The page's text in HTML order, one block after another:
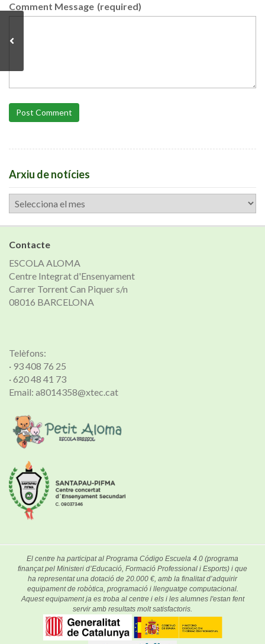
Comment Message (required)
Post Comment
Arxiu de notícies
Arxiu
de
notícies
Contacte
ESCOLA ALOMA
Centre Integrat d'Ensenyament
Carrer Torrent Can Piquer s/n
08016 BARCELONA
Telèfons:
· 93 408 76 25
· 620 48 41 73
Email: a8014358@xtec.cat
El centre ha participat al Programa Código Escuela 4.0 (programa
finançat pel Ministeri d’Educació, Formació Professional i Esports) i que
ha representat una dotació de 20.000 €, amb la finalitat d’adquirir
equipament de robòtica, programació i llenguatge computacional.
Aquest equipament ja es troba al centre i els i les alumnes l'estan fent
servir amb resultats molt satisfactoris.